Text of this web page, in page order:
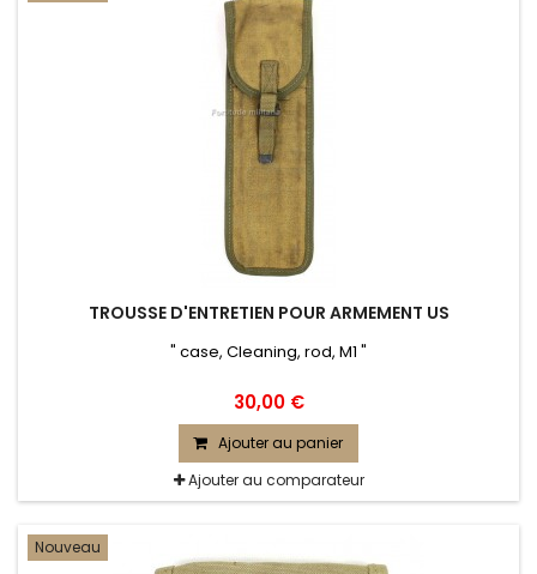
TROUSSE D'ENTRETIEN POUR ARMEMENT US
" case, Cleaning, rod, M1 "
30,00 €
Ajouter au panier
Ajouter au comparateur
Nouveau